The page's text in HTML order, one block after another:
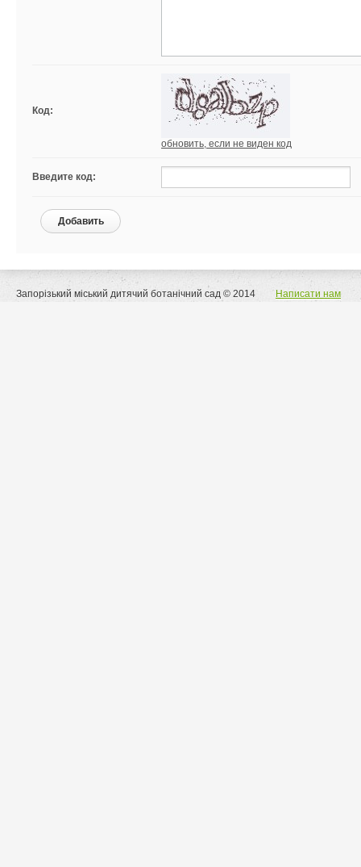
Код:
обновить, если не виден код
Введите код:
Добавить
Запорізький міський дитячий ботанічний сад © 2014 Написати нам